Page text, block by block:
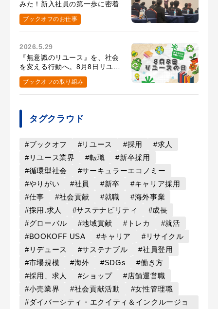
みた！新入社員の第一歩に密着
ブックオフのお仕事
2026.5.29
『無意識のリユース』を、社会
を変える行動へ。8月8日リユー
スの日の取り組み
ブックオフの取り組み
タグクラウド
#ブックオフ #リユース #採用
#求人
#リユース業界
#転職
#新卒採用
#循環型社会
#サーキュラーエコノミー
#やりがい
#社員 #新卒
#キャリア採用
#仕事
#社会貢献 #就職
#海外事業
#採用.求人
#サステナビリティ
#成長
#グローバル
#地域貢献 #トレカ
#就活
#BOOKOFF USA
#キャリア
#リサイクル
#リデュース
#サステナブル
#社員登用
#市場規模
#海外 #SDGs
#働き方
#採用、求人
#ショップ
#店舗運営職
#小売業界
#社会貢献活動
#女性管理職
#ダイバーシティ・エクイティ＆インクルージョ